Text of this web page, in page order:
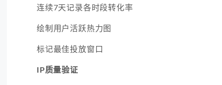
连续7天记录各时段转化率
绘制用户活跃热力图
标记最佳投放窗口
IP质量验证